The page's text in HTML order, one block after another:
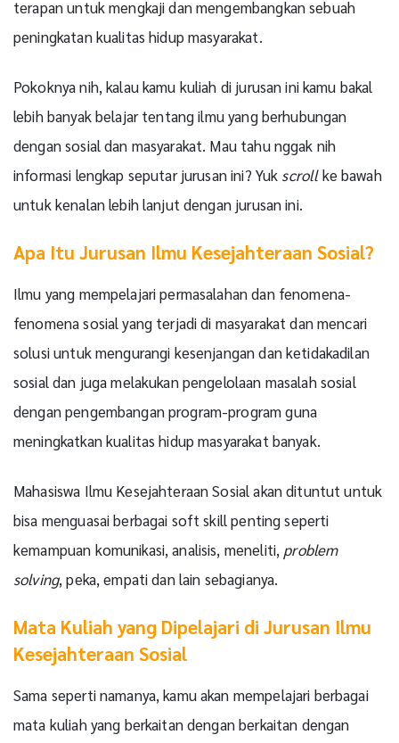
terapan untuk mengkaji dan mengembangkan sebuah
peningkatan kualitas hidup masyarakat.
Pokoknya nih, kalau kamu kuliah di jurusan ini kamu bakal
lebih banyak belajar tentang ilmu yang berhubungan
dengan sosial dan masyarakat. Mau tahu nggak nih
informasi lengkap seputar jurusan ini? Yuk scrollke bawah
untuk kenalan lebih lanjut dengan jurusan ini.
Apa Itu Jurusan Ilmu Kesejahteraan Sosial?
Ilmu yang mempelajari permasalahan dan fenomena-
fenomena sosial yang terjadi di masyarakat dan mencari
solusi untuk mengurangi kesenjangan dan ketidakadilan
sosial dan juga melakukan pengelolaan masalah sosial
dengan pengembangan program-program guna
meningkatkan kualitas hidup masyarakat banyak.
Mahasiswa Ilmu Kesejahteraan Sosial akan dituntut untuk
bisa menguasai berbagai soft skill penting seperti
kemampuan komunikasi, analisis, meneliti, problem
solving, peka, empati dan lain sebagianya.
Mata Kuliah yang Dipelajari di Jurusan Ilmu
Kesejahteraan Sosial
Sama seperti namanya, kamu akan mempelajari berbagai
mata kuliah yang berkaitan dengan berkaitan dengan